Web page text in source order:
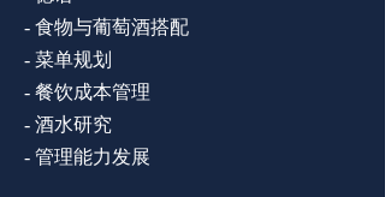
- 食物与葡萄酒搭配
- 菜单规划
- 餐饮成本管理
- 酒水研究
- 管理能力发展